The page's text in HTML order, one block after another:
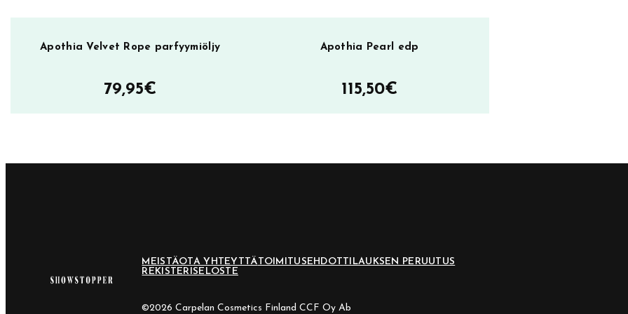
Apothia Velvet Rope parfyymiöljy
79,95€
Apothia Pearl edp
115,50€
MEISTÄOTA YHTEYTTÄTOIMITUSEHDOTTILAUKSEN PERUUTUS
REKISTERISELOSTE
©2026 Carpelan Cosmetics Finland CCF Oy Ab